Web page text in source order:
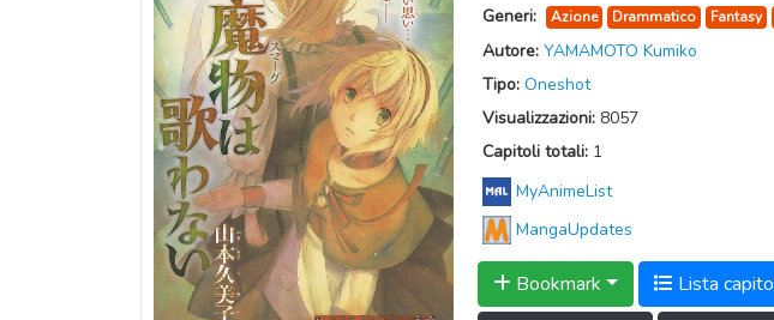
Generi:
Azione Drammatico Fantasy
Autore: YAMAMOTO Kumiko
Tipo: Oneshot
Visualizzazioni: 8057
Capitoli totali: 1
MyAnimeList
MangaUpdates
Bookmark Lista